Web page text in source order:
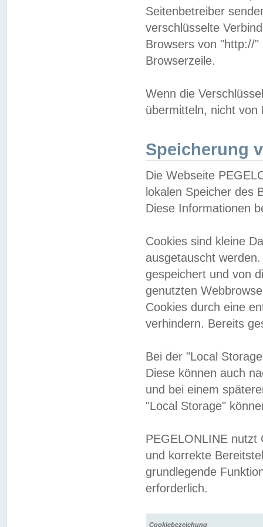
Seitenbetreiber
verschlüsselte
Browsers von "http://
Browserzeile.
Wenn die
übermitteln, nicht von
Speicherung
Die Webseite
lokalen Speicher des
Diese Informationen
Cookies sind kleine
ausgetauscht
gespeichert und von
genutzten
Cookies durch eine
verhindern. Bereits
Bei der "Local
Diese können auch
und bei einem
"Local Storage"
PEGELONLINE nutzt
und korrekte
grundlegende
erforderlich.
Cookiebezeichung